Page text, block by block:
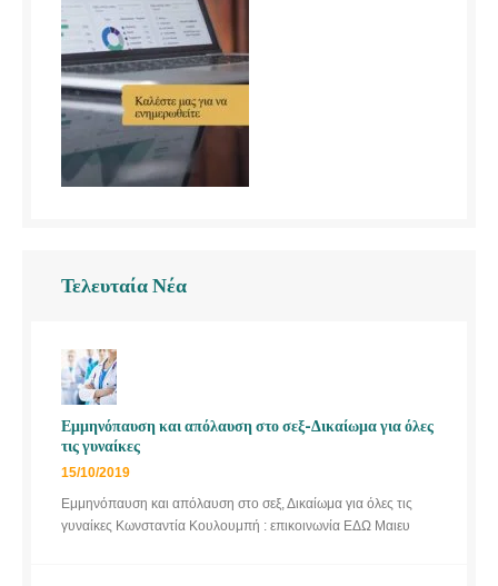
Τελευταία Νέα
Εμμηνόπαυση και απόλαυση στο σεξ-Δικαίωμα για όλες
τις γυναίκες
15/10/2019
Εμμηνόπαυση και απόλαυση στο σεξ, Δικαίωμα για όλες τις
γυναίκες Κωνσταντία Κουλουμπή : επικοινωνία ΕΔΩ Μαιευ